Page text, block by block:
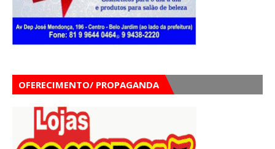
OFERECIMENTO/ PROPAGANDA